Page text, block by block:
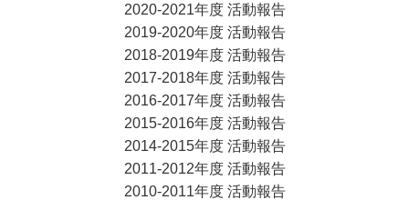
2020-2021年度 活動報告
2019-2020年度 活動報告
2018-2019年度 活動報告
2017-2018年度 活動報告
2016-2017年度 活動報告
2015-2016年度 活動報告
2014-2015年度 活動報告
2011-2012年度 活動報告
2010-2011年度 活動報告